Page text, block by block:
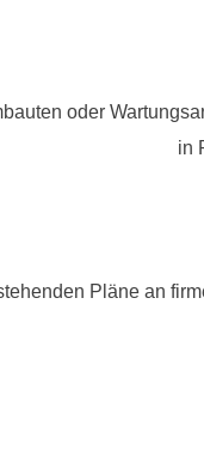
oder
in
Pläne an